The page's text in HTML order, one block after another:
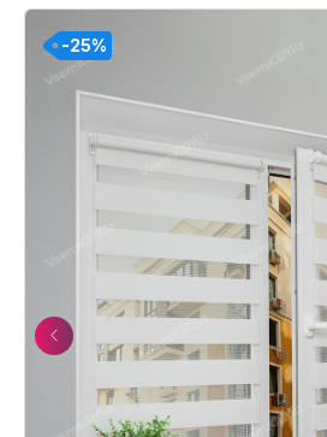
Previous
-25%
-25%
-25%
-25%
-25%
-25%
-25%
-25%
-25%
-25%
-25%
-25%
-25%
-25%
-25%
-25%
-25%